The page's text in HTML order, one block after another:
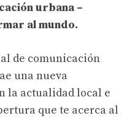
urbana –
al mundo.
de comunicación
una nueva
la actualidad local e
que te acerca al